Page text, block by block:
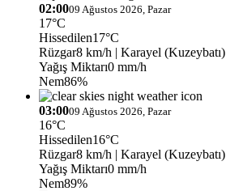
02:0009 Ağustos 2026, Pazar
17°C
Hissedilen17°C
Rüzgar8 km/h | Karayel (Kuzeybatı)
Yağış Miktarı0 mm/h
Nem86%
03:0009 Ağustos 2026, Pazar
16°C
Hissedilen16°C
Rüzgar8 km/h | Karayel (Kuzeybatı)
Yağış Miktarı0 mm/h
Nem89%